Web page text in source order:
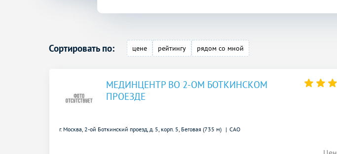
Сортировать по: цене рейтингу рядом со мной
МЕДИНЦЕНТР ВО 2-ОМ БОТКИНСКОМ
ПРОЕЗДЕ
г. Москва, 2-ой Боткинский проезд, д. 5, корп. 5, Беговая (735 м) САО